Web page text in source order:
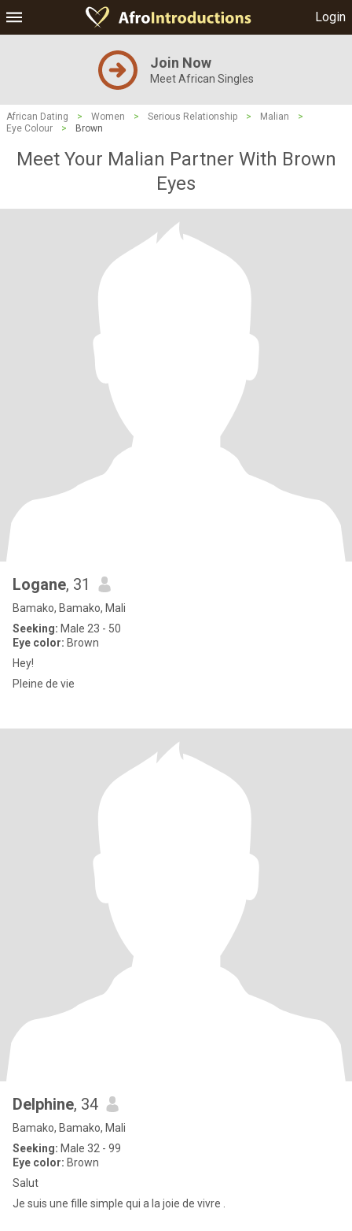
Login
Join Now
Meet African Singles
African Dating > Women > Serious Relationship > Malian
>
Eye Colour
> Brown
Meet Your Malian Partner With Brown
Eyes
Logane, 31
Bamako, Bamako, Mali
Seeking: Male 23 - 50
Eye color: Brown
Hey!
Pleine de vie
Delphine, 34
Bamako, Bamako, Mali
Seeking: Male 32 - 99
Eye color: Brown
Salut
Je suis une fille simple qui a la joie de vivre .